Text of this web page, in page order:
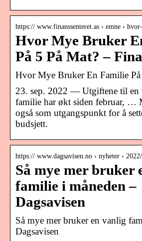
https:// www.finanssenteret.as › emne ›
Hvor Mye Bruker
På 5 På Mat? –
Hvor Mye Bruker En Familie På
23. sep. 2022 — Utgiftene til en
familie har økt siden februar, …
også som utgangspunkt for å
budsjett.
https:// www.dagsavisen.no › nyheter ›
Så mye mer bruker
familie i måneden –
Dagsavisen
Så mye mer bruker en vanlig
Dagsavisen